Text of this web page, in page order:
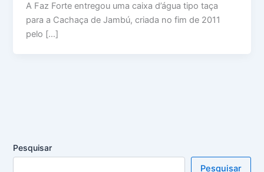
A Faz Forte entregou uma caixa d’água tipo taça
para a Cachaça de Jambú, criada no fim de 2011
pelo […]
Pesquisar
Pesquisar